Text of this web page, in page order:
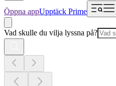
Öppna appUpptäck Prime
Vad skulle du vilja lyssna på?